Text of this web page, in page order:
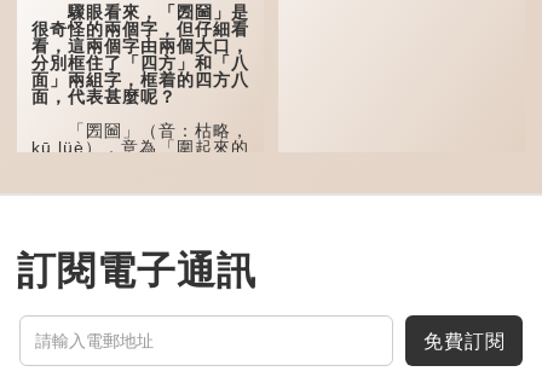
三個龍字組成的龘字
（粵音：踏）。據《廣韻》
説該字之義為「龍飛之
狀」；《説文...
驟眼看來，「圐圙」是
很奇怪的兩個字，但仔細看
看，這兩個字由兩個大口，
分別框住了「四方」和「八
面」兩組字，框着的四方八
面，代表甚麼呢？
「圐圙」（音：枯略，
kū lüè），意為「圍起來的
lun），也指圍住的土地。
名的地方，如祁縣東觀鎮南
圐圙、展旦召大圐圙等；河
北張北縣境內也有一個地方
「大囫圇」。
在河南安陽的方言中，
「圐圙」除了可以作名...
訂閱電子通訊
免費訂閱